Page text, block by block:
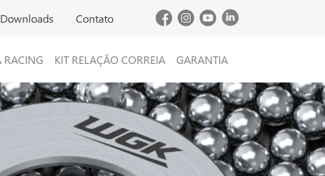
Downloads Contato
RACING KIT RELAÇÃO CORREIA GARANTIA